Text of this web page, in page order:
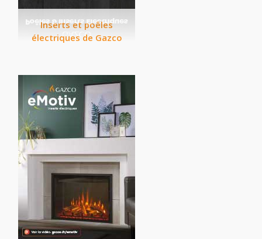
Inserts et poêles
électriques de Gazco